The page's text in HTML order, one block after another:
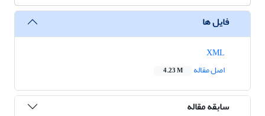
فایل ها
اصل مقاله
4.23 M
سابقه مقاله